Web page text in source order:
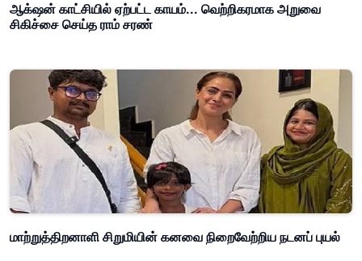
ஆக்‌ஷன் காட்சியில் ஏற்பட்ட காயம்... வெற்றிகரமாக அறுவை
சிகிச்சை செய்த ராம் சரண்
மாற்றுத்திறனாளி சிறுமியின் கனவை நிறைவேற்றிய நடனப் புயல்